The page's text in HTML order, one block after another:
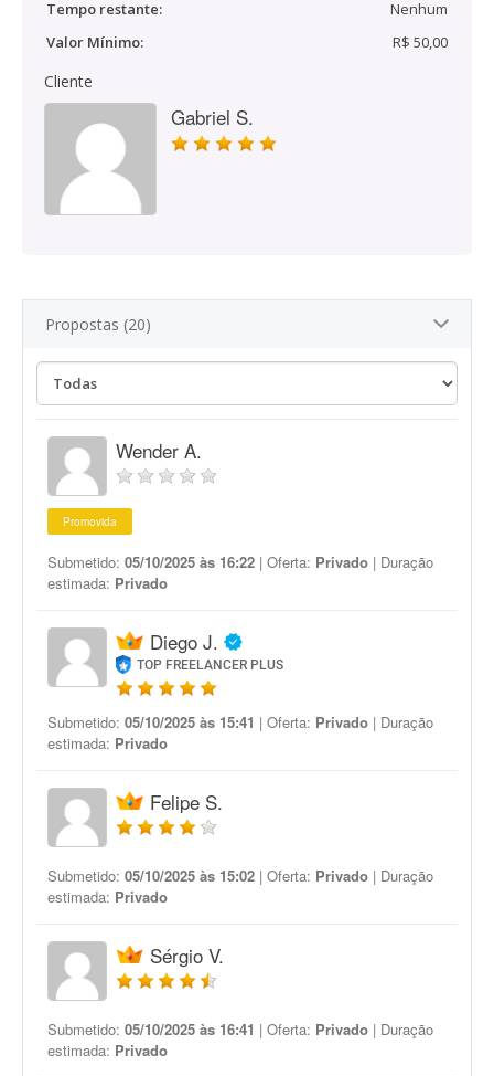
Tempo restante:
Nenhum
Valor Mínimo:
R$ 50,00
Cliente
Gabriel S.
Propostas (20)
Wender A.
Promovida
Submetido: 05/10/2025 às 16:22 | Oferta: Privado | Duração
estimada: Privado
Diego J.
TOP FREELANCER PLUS
Submetido: 05/10/2025 às 15:41 | Oferta: Privado | Duração
estimada: Privado
Felipe S.
Submetido: 05/10/2025 às 15:02 | Oferta: Privado | Duração
estimada: Privado
Sérgio V.
Submetido: 05/10/2025 às 16:41 | Oferta: Privado | Duração
estimada: Privado